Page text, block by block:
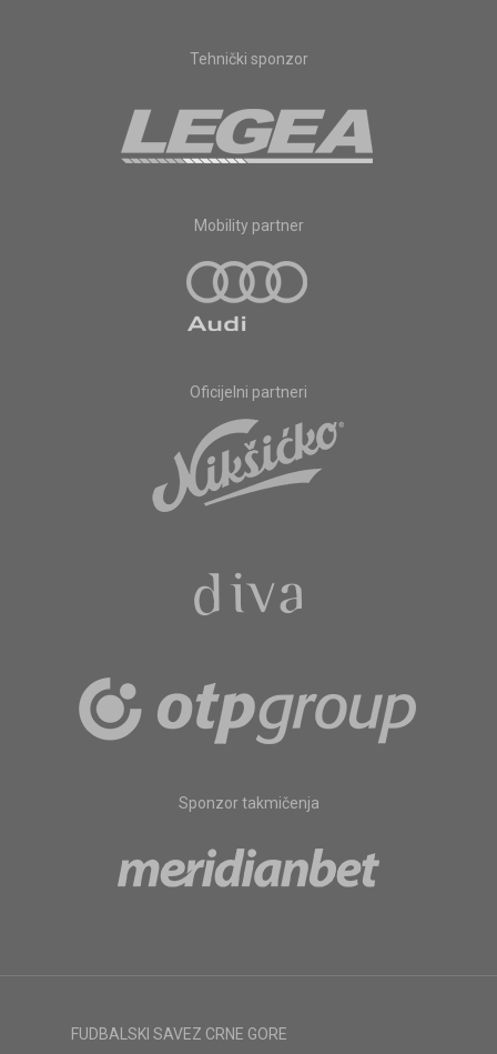
Tehnički sponzor
Mobility partner
Oficijelni partneri
Sponzor takmičenja
FUDBALSKI SAVEZ CRNE GORE